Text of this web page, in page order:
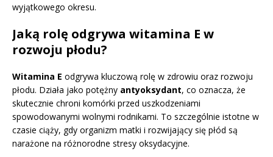
wyjątkowego okresu.
Jaką rolę odgrywa witamina E w
rozwoju płodu?
Witamina E odgrywa kluczową rolę w zdrowiu oraz rozwoju
płodu. Działa jako potężny antyoksydant, co oznacza, że
skutecznie chroni komórki przed uszkodzeniami
spowodowanymi wolnymi rodnikami. To szczególnie istotne w
czasie ciąży, gdy organizm matki i rozwijający się płód są
narażone na różnorodne stresy oksydacyjne.